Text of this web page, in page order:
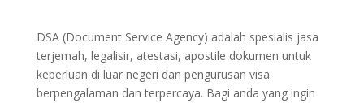
DSA (Document Service Agency) adalah spesialis jasa
terjemah, legalisir, atestasi, apostile dokumen untuk
keperluan di luar negeri dan pengurusan visa
berpengalaman dan terpercaya. Bagi anda yang ingin